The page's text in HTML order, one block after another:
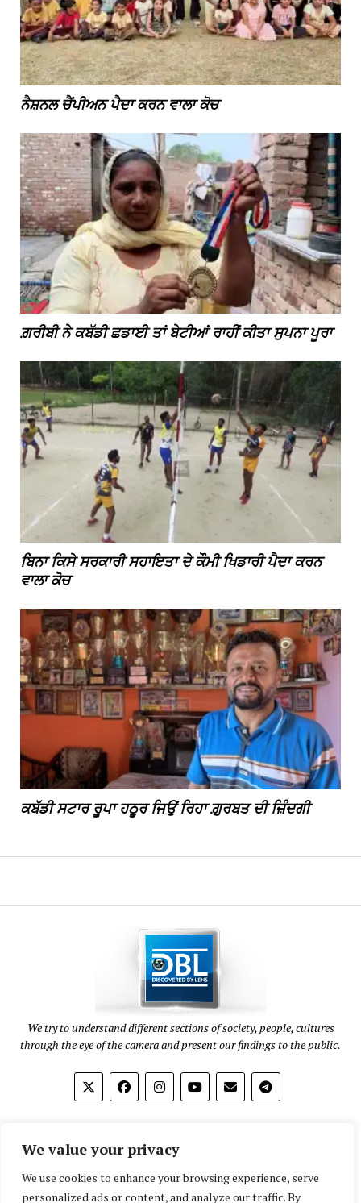
We value your privacy
We use cookies to enhance your browsing experience, serve
personalized ads or content, and analyze our traffic. By
ਨੈਸ਼ਨਲ ਚੈਂਪੀਅਨ ਪੈਦਾ ਕਰਨ ਵਾਲਾ ਕੋਚ
ਗ਼ਰੀਬੀ ਨੇ ਕਬੱਡੀ ਛਡਾਈ ਤਾਂ ਬੇਟੀਆਂ ਰਾਹੀਂ ਕੀਤਾ ਸੁਪਨਾ ਪੂਰਾ
ਬਿਨਾ ਕਿਸੇ ਸਰਕਾਰੀ ਸਹਾਇਤਾ ਦੇ ਕੌਮੀ ਖਿਡਾਰੀ ਪੈਦਾ ਕਰਨ
ਵਾਲਾ ਕੋਚ
ਕਬੱਡੀ ਸਟਾਰ ਰੂਪਾ ਹਠੂਰ ਜਿਉਂ ਰਿਹਾ ਗ਼ੁਰਬਤ ਦੀ ਜ਼ਿੰਦਗੀ
We try to understand different sections of society, people, cultures
through the eye of the camera and present our findings to the public.
Contact